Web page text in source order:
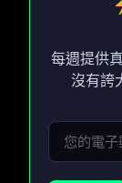
每週提供
沒有誇